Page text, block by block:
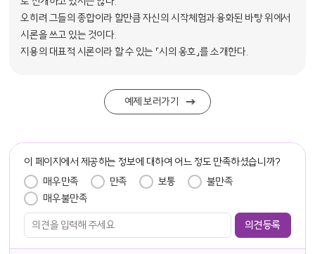
오히려 그들의 종합이라 할만큼 자신의 시작체험과 융화된 바탕 위에서
시론을 쓰고 있는 것이다.
지용의 대표적 시론이라 할 수 있는 「시의 옹호」를 소개한다.
예제 보러가기
이 페이지에서 제공하는 정보에 대하여 어느 정도 만족하셨습니까?
매우만족 만족 보통
불만족
매우불만족